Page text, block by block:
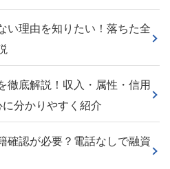
い理由を知りたい！落ちた全
徹底解説！収入・属性・信用
分かりやすく紹介
確認が必要？電話なしで融資